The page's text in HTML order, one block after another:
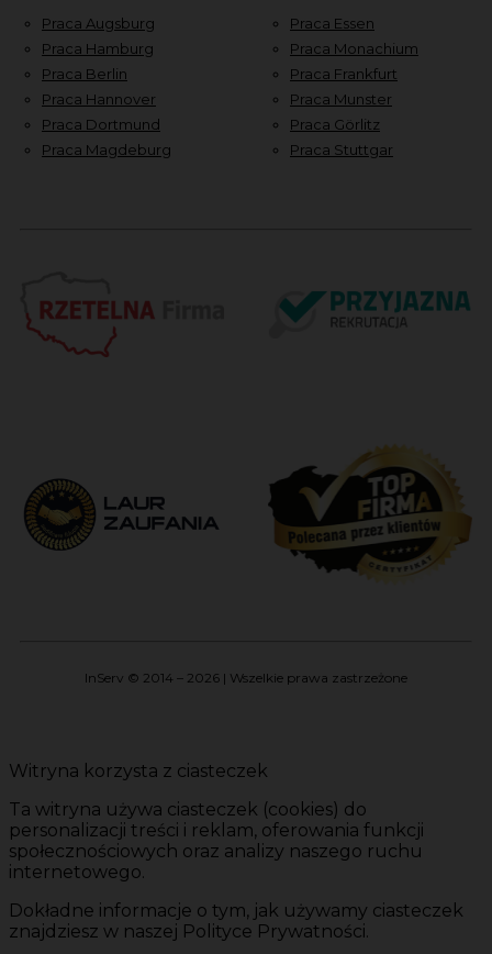
Praca Augsburg
Praca Hamburg
Praca Berlin
Praca Hannover
Praca Dortmund
Praca Magdeburg
Praca Essen
Praca Monachium
Praca Frankfurt
Praca Munster
Praca Görlitz
Praca Stuttgar
InServ © 2014 – 2026 | Wszelkie prawa zastrzeżone
Witryna korzysta z ciasteczek
Ta witryna używa ciasteczek (cookies) do
personalizacji treści i reklam, oferowania funkcji
społecznościowych oraz analizy naszego ruchu
internetowego.
Dokładne informacje o tym, jak używamy ciasteczek
znajdziesz w naszej Polityce Prywatności.